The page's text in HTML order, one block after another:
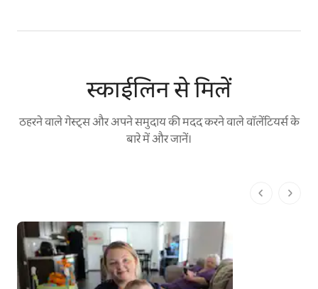
स्काईलिन से मिलें
ठहरने वाले गेस्ट्स और अपने समुदाय की मदद करने वाले वॉलेंटियर्स के
बारे में और जानें।
1 में से 1 पेज